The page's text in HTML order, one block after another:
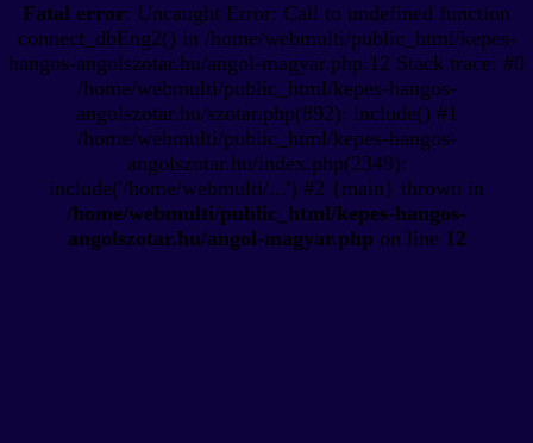
Fatal error: Uncaught Error: Call to undefined function
connect_dbEng2() in /home/webmulti/public_html/kepes-
hangos-angolszotar.hu/angol-magyar.php:12 Stack trace: #0
/home/webmulti/public_html/kepes-hangos-
angolszotar.hu/szotar.php(892): include() #1
/home/webmulti/public_html/kepes-hangos-
angolszotar.hu/index.php(2349):
include('/home/webmulti/...') #2 {main} thrown in
/home/webmulti/public_html/kepes-hangos-
angolszotar.hu/angol-magyar.php on line 12